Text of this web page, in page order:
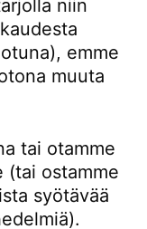
niin
emme
muuta
tai otamme
(tai ostamme
syötävää